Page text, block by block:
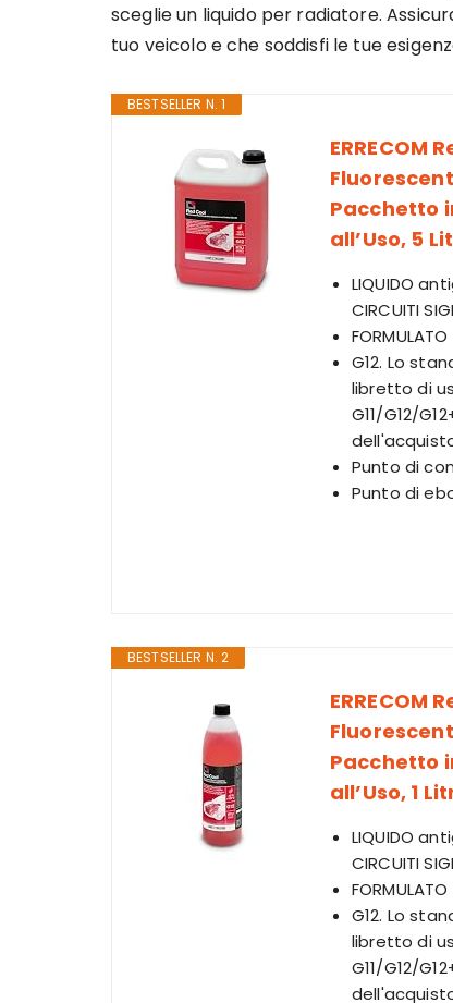
sceglie un liquido per radiatore.
tuo veicolo e che soddisfi le tue
BESTSELLER N. 1
ERRECOM
Pacchetto
all’Uso, 5
LIQUIDO
CIRCUITI
G12. Lo
libretto di
G11/G12/
Punto di
Punto di
BESTSELLER N. 2
ERRECOM
Pacchetto
all’Uso, 1
LIQUIDO
CIRCUITI
G12. Lo
libretto di
G11/G12/